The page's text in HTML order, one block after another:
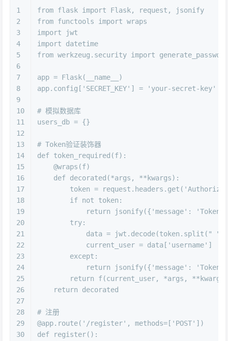
1
2
3
4
5
6
7
8
9
10
11
12
13
14
15
16
17
18
19
20
21
22
23
24
25
26
27
28
29
30
from flask import Flask, request, jsonify
from functools import wraps
import jwt
import datetime
from werkzeug.security import
app = Flask(__name__)
app.config[ 'SECRET_KEY' ] = 'your-secret-key'
# 模拟数据库
users_db = {}
# Token验证装饰器
def token_required (f):
    @wraps(
f)
def decorated (*args, **kwargs):
        token = request.headers.get(
if not token:
return jsonify({ 'message' :
'Token
try:
            data = jwt.decode(token.split(
" "
            current_user = data[
'username' ]
except :
return jsonify({ 'message' :
return f(current_user, *args, **kwargs)
return decorated
# 注册
@app.route( '/register' , methods=[ 'POST' ] )
def
register():